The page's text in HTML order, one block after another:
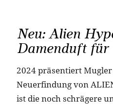
Neu: Alien
Damenduft für
2024 präsentiert
Neuerfindung von
ist die noch schrägere